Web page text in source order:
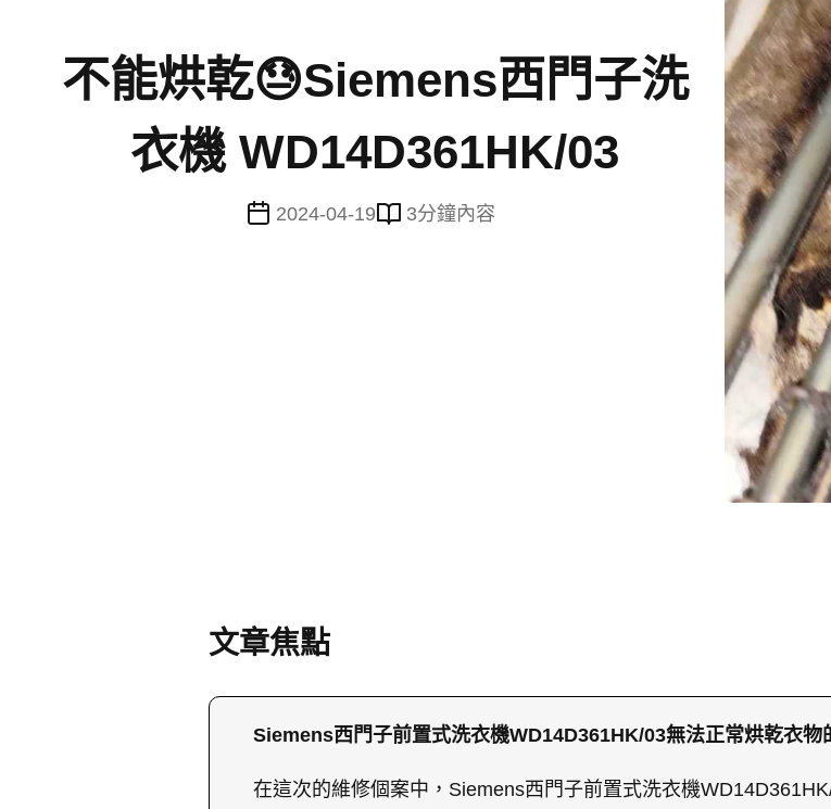
不能烘乾😓Siemens西門子洗
衣機 WD14D361HK/03
2024-04-19 3分鐘內容
文章焦點
Siemens西門子前置式洗衣機WD14D361HK/03無法正常烘乾衣物
在這次的維修個案中，Siemens西門子前置式洗衣機